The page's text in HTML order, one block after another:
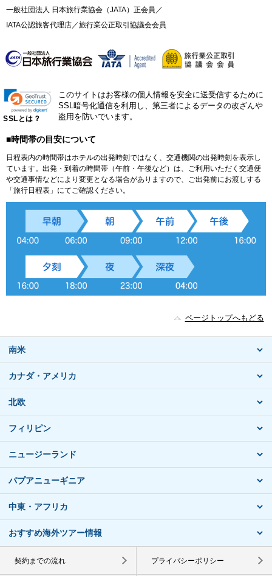
一般社団法人 日本旅行業協会（JATA）正会員／
IATA公認旅客代理店／旅行業公正取引協議会会員
SSLとは？
このサイトはお客様の個人情報を安全に送受信するために
SSL暗号化通信を利用し、第三者によるデータの改ざんや
盗用を防いでいます。
■時間帯の目安について
日程表内の時間帯はホテルの出発時刻ではなく、交通機関の出発時刻を表示し
ています。出発・到着の時間帯（午前・午後など）は、ご利用いただく交通便
や交通事情などにより変更となる場合がありますので、ご出発前にお渡しする
「旅行日程表」にてご確認ください。
ページトップへもどる
南米
カナダ・アメリカ
北欧
フィリピン
ニュージーランド
パプアニューギニア
中東・アフリカ
おすすめ海外ツアー情報
契約までの流れ プライバシーポリシー